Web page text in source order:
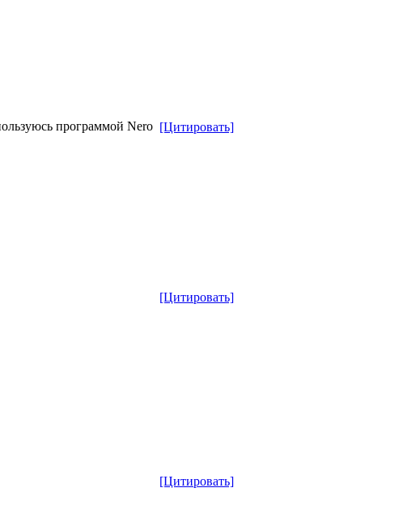
[Цитировать]
программой Nero
[Цитировать]
[Цитировать]